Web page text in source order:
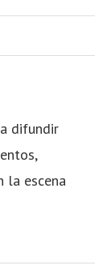
difundir
la escena